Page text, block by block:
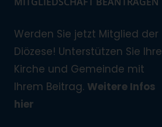
Werden Sie jetzt Mitglied der
Diözese! Unterstützen Sie Ihre
Kirche und Gemeinde mit
Ihrem Beitrag. Weitere Infos
hier